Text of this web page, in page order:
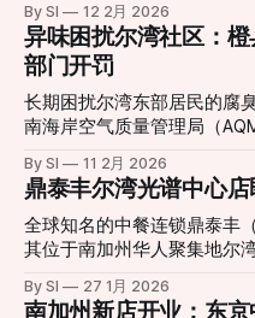
景观视角和绚丽灯光吸引无
城市夜景的重要组成部分。
有设施已于2026年1月11日
阶段。 根据项目官方消息，新一代巨型摩天轮正在紧张施工
中，并预定于今年夏季正式
有基础上增加约23英尺（约
化，同时在灯光效果、乘坐
升。整合了更先进的可编程
更加丰富多变的灯光秀效果
项目负责人表示，这一重新
级，更是对整个中心景观与
轮将成为一个能激发更多记
客、情侣约会还是节日庆典
By SI 12 2月 2026
异味困扰尔湾社区：
部门开罚
长期困扰尔湾东部居民的腐
南海岸空气质量管理局（
罚。这一举动回应了当地社
扩张与工业设施留存之间的矛盾再次
窗户”：居民忍受度达极限 对于家住Portola Springs社区的居
民Monica Fonta来说，新鲜
容，这种气味如同腐烂的垃
By SI 11 2月 2026
鼎泰丰尔湾光谱中心
全球知名的中餐连锁鼎泰丰
其位于南加州华人聚集地尔
中心（Irvine Spectrum
By SI 27 1月 2026
南加州新店开业：东